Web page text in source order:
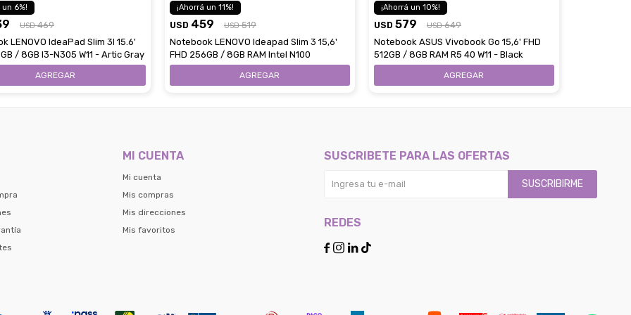
6
USD 469
LENOVO IdeaPad Slim 3I 15.6'
/ 8GB I3-N305 W11 - Artic Gray
11
USD 459 USD 519
Notebook LENOVO Ideapad Slim 3 15,6'
FHD 256GB / 8GB RAM Intel N100
10
USD 579 USD 649
Notebook ASUS Vivobook Go 15,6' FHD
512GB / 8GB RAM R5 40 W11 - Black
MI CUENTA
Mi cuenta
Mis compras
Mis direcciones
Mis favoritos
SUSCRIBETE PARA LAS OFERTAS
SUSCRIBIRME
REDES
   